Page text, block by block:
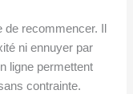
recommencer. Il
ni ennuyer par
ligne permettent
contrainte.